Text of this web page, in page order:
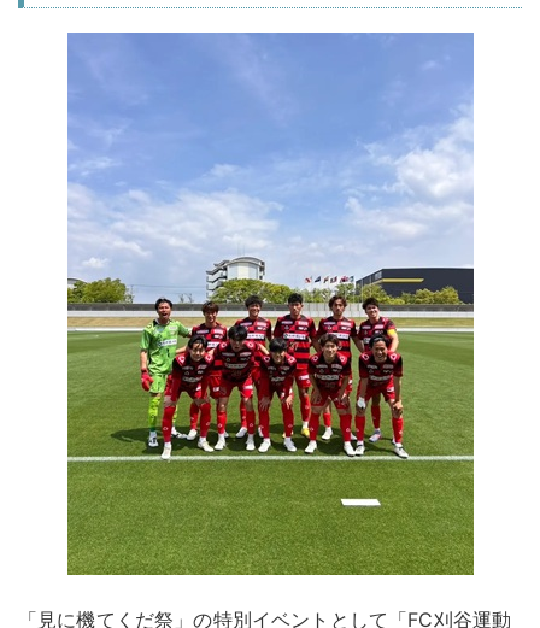
「見に機てくだ祭」の特別イベントとして「FC刈谷運動